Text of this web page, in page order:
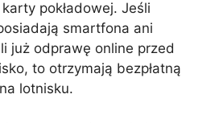
pokładowej. Jeśli
smartfona ani
już odprawę online przed
to otrzymają bezpłatną
lotnisku.